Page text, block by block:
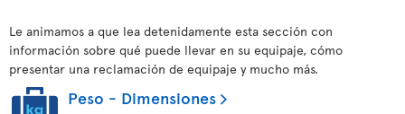
Le animamos a que lea detenidamente esta sección con
información sobre qué puede llevar en su equipaje, cómo
presentar una reclamación de equipaje y mucho más.
Peso - Dimensiones